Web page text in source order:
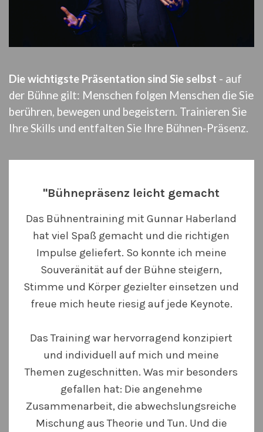
Die wichtigste Präsentation sind Sie selbst - auf
der Bühne gilt: Menschen folgen Menschen die Sie
berühren, bewegen und begeistern. Trainieren Sie
Ihre Skills und entfalten Sie Ihre Bühnen-Präsenz.
"Bühnepräsenz leicht gemacht
Das Bühnentraining mit Gunnar Haberland
hat viel Spaß gemacht und die richtigen
Impulse geliefert. So konnte ich meine
Souveränität auf der Bühne steigern,
Stimme und Körper gezielter einsetzen und
freue mich heute riesig auf jede Keynote.
Das Training war hervorragend konzipiert
und individuell auf mich und meine
Themen zugeschnitten. Was mir besonders
gefallen hat: Die angenehme
Zusammenarbeit, die abwechslungsreiche
Mischung aus Theorie und Tun. Und die